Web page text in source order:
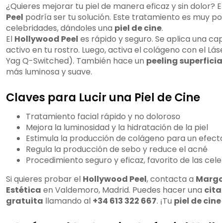
¿Quieres mejorar tu piel de manera eficaz y sin dolor?
Peel podría ser tu solución. Este tratamiento es muy
celebridades, dándoles una piel de cine.
El Hollywood Peel es rápido y seguro. Se aplica una
activo en tu rostro. Luego, activa el colágeno con el
Yag Q-Switched). También hace un peeling
más luminosa y suave.
Claves para Lucir una Piel de Cine
Tratamiento facial rápido y no doloroso
Mejora la luminosidad y la hidratación de la piel
Estimula la producción de colágeno para un
Regula la producción de sebo y reduce el acné
Procedimiento seguro y eficaz, favorito de las
Si quieres probar el Hollywood Peel, contacta a
Estética en Valdemoro, Madrid. Puedes hacer una
gratuita llamando al +34 613 322 667. ¡Tu piel de cine